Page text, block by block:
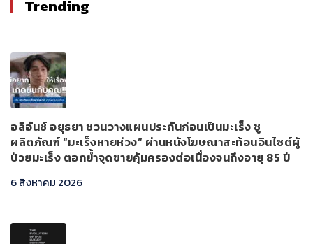
Trending
อลิอันซ์ อยุธยา ชวนวางแผนประกันก่อนเป็นมะเร็ง ชู
ผลิตภัณฑ์ “มะเร็งหายห่วง” ผ่านหนังโฆษณาสะท้อนอินไซต์ผู้
ป่วยมะเร็ง ตอกย้ำจุดขายคุ้มครองต่อเนื่องจนถึงอายุ 85 ปี
6 สิงหาคม 2026